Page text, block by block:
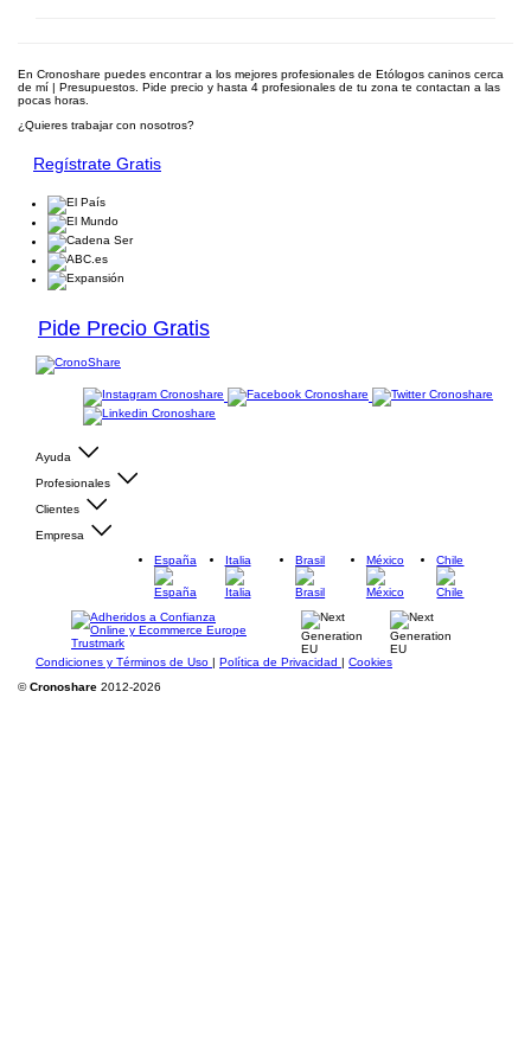
En Cronoshare puedes encontrar a los mejores profesionales de Etólogos caninos cerca
de mí | Presupuestos. Pide precio y hasta 4 profesionales de tu zona te contactan a las
pocas horas.
¿Quieres trabajar con nosotros?
Regístrate Gratis
Pide Precio Gratis
Ayuda
Profesionales
Clientes
Empresa
España
Italia Brasil México Chile
Condiciones y Términos de Uso | Política de Privacidad | Cookies
©Cronoshare 2012-2026